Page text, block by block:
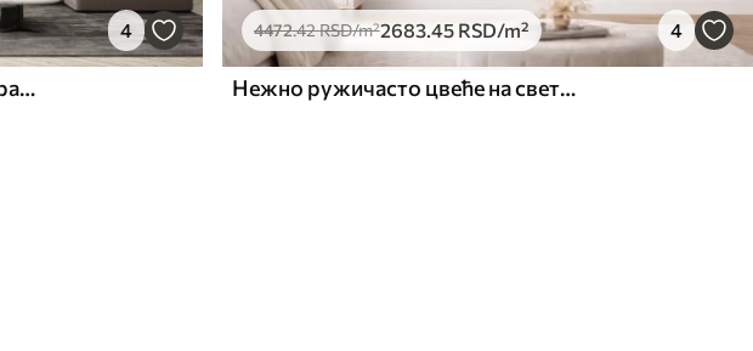
4
Висока, текстурирана пампас трава у меким, топлим, неутралним тоновима, са замућеном, светлом позадином
4472.42RSD/m²2683.45 RSD/m² 4
Нежно ружичасто цвеће на светлој позадини